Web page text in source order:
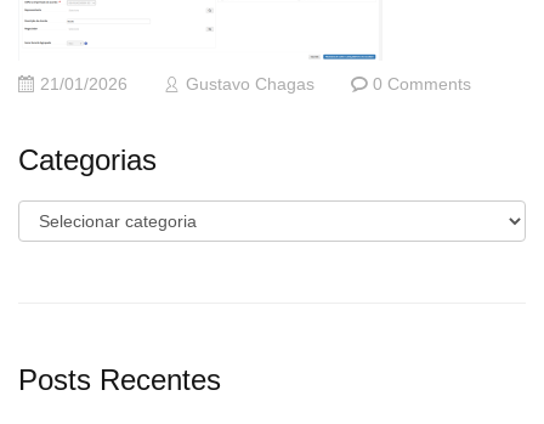
21/01/2026 Gustavo Chagas 0 Comments
Categorias
Categorias
Posts Recentes